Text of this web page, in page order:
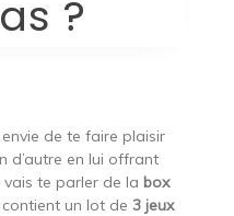
?
de te faire plaisir
d’autre en lui offrant
vais te parler de la box
un lot de 3 jeux